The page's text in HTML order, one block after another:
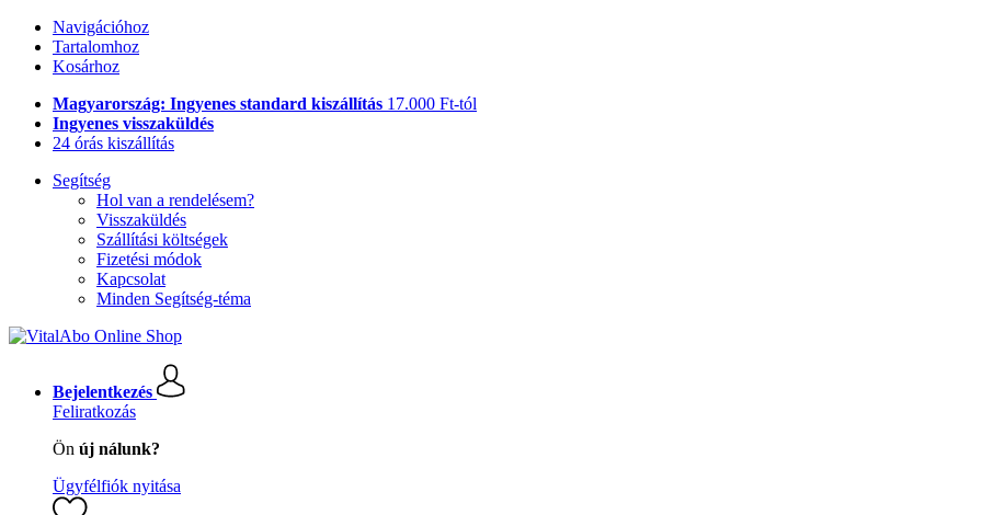
Navigációhoz
Tartalomhoz
Kosárhoz
Magyarország: Ingyenes standard kiszállítás 17.000 Ft-tól
Ingyenes visszaküldés
24 órás kiszállítás
Segítség
Hol van a rendelésem?
Visszaküldés
Szállítási költségek
Fizetési módok
Kapcsolat
Minden Segítség-téma
Bejelentkezés
Feliratkozás
Ön új nálunk?
Ügyfélfiók nyitása